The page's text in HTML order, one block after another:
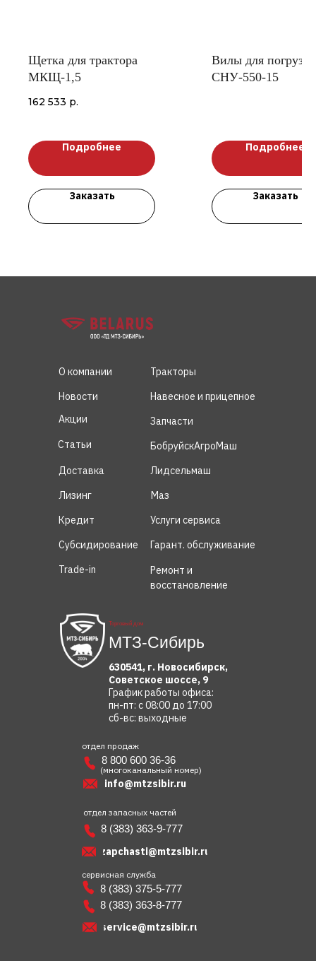
Щетка для трактора
МКЩ-1,5
162 533 р.
Подробнее
Заказать
Вилы для
СНУ-550-15
Подробнее
Заказать
Торговый дом
МТЗ-Сибирь
Акции
Статьи
Новости
Trade-in
Субсидирование
Кредит
Лизинг
Ремонт и
восстановление
Гарант. обслуживание
Услуги сервиса
Доставка
Маз
Лидсельмаш
БобруйскАгроМаш
Запчасти
Навесное и прицепное
Тракторы
О компании
630541, г. Новосибирск,
Советское шоссе, 9
График работы офиса:
пн-пт: с 08:00 до 17:00
сб-вс: выходные
service@mtzsibir.ru
zapchasti@mtzsibir.ru
отдел запасных частей
сервисная служба
info@mtzsibir.ru
8 (383) 375-5-777
отдел продаж
(многоканальный номер)
8 800 600 36-36
8 (383) 363-9-777
8 (383) 363-8-777